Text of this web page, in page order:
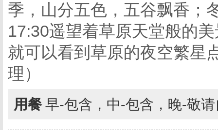
季，山分五色，五谷飘香；
17:30遥望着草原天堂般的
就可以看到草原的夜空繁星
理）
用餐 早-包含，中-包含，晚-敬